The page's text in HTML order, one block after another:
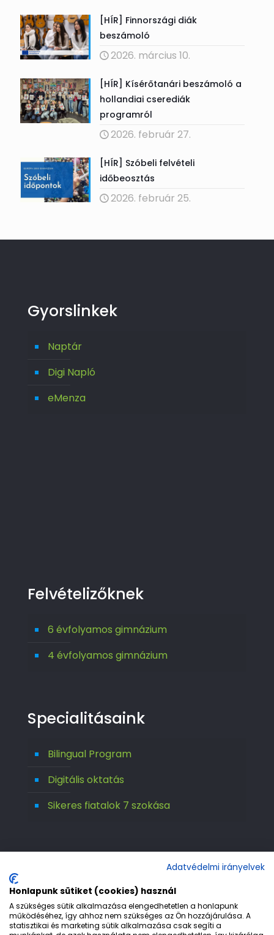
[HÍR] Finnországi diák
beszámoló
2026. március 10.
[HÍR] Kísérőtanári beszámoló a
hollandiai cserediák
programról
2026. február 27.
[HÍR] Szóbeli felvételi
időbeosztás
2026. február 25.
Gyorslinkek
Naptár
Digi Napló
eMenza
Felvételizőknek
6 évfolyamos gimnázium
4 évfolyamos gimnázium
Specialitásaink
Bilingual Program
Digitális oktatás
Sikeres fiatalok 7 szokása
Adatvédelmi irányelvek
Honlapunk sütiket (cookies) használ
A szükséges sütik alkalmazása elengedhetetlen a honlapunk
működéséhez, így ahhoz nem szükséges az Ön hozzájárulása. A
statisztikai és marketing sütik alkalmazása csak segíti a